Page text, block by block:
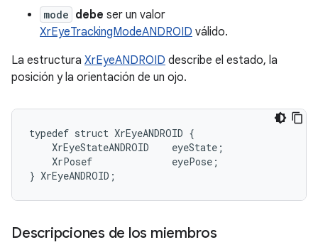
mode debe ser un valor
XrEyeTrackingModeANDROID válido.
La estructura XrEyeANDROID describe el estado, la
posición y la orientación de un ojo.
typedef struct XrEyeANDROID {
XrEyeStateANDROID
eyeState ;
XrPosef
eyePose ;
} XrEyeANDROID ;
Descripciones de los miembros